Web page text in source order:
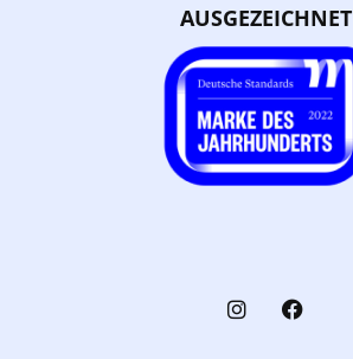
AUSGEZEICHNET